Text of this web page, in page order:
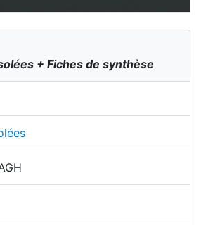
+ Fiches de synthèse